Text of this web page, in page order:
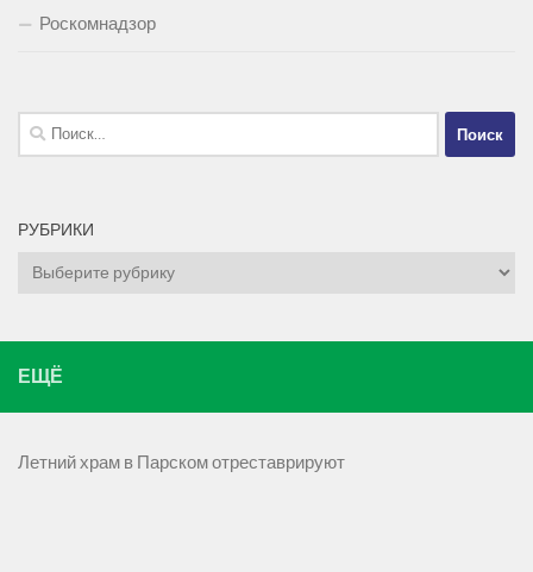
Роскомнадзор
Найти:
РУБРИКИ
Рубрики
ЕЩЁ
Летний храм в Парском отреставрируют